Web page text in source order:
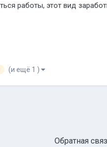
работы, этот вид
(и ещё 1 )
Обратная